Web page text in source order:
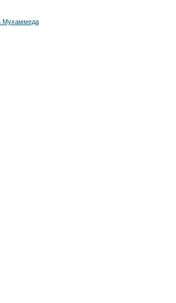
Мухаммеда